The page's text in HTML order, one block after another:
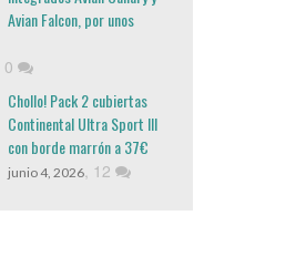
Avian Falcon, por unos
0
Chollo! Pack 2 cubiertas
Continental Ultra Sport III
con borde marrón a 37€
junio 4, 2026, 12